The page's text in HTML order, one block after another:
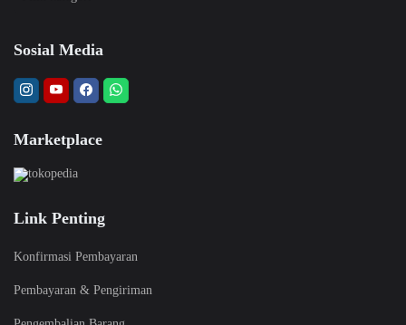
Sosial Media
Marketplace
Link Penting
Konfirmasi Pembayaran
Pembayaran & Pengiriman